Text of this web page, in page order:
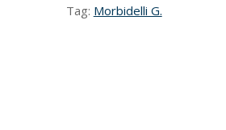
Tag: Morbidelli G.